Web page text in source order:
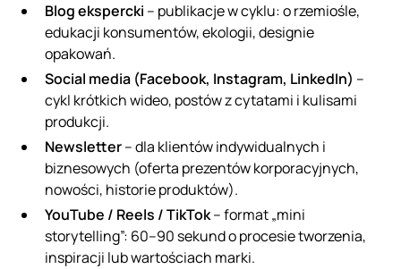
Blog ekspercki – publikacje w cyklu: o rzemiośle,
edukacji konsumentów, ekologii, designie
opakowań.
Social media (Facebook, Instagram, LinkedIn) –
cykl krótkich wideo, postów z cytatami i kulisami
produkcji.
Newsletter– dla klientów indywidualnych i
biznesowych (oferta prezentów korporacyjnych,
nowości, historie produktów).
YouTube / Reels / TikTok– format „mini
storytelling”: 60–90 sekund o procesie tworzenia,
inspiracji lub wartościach marki.